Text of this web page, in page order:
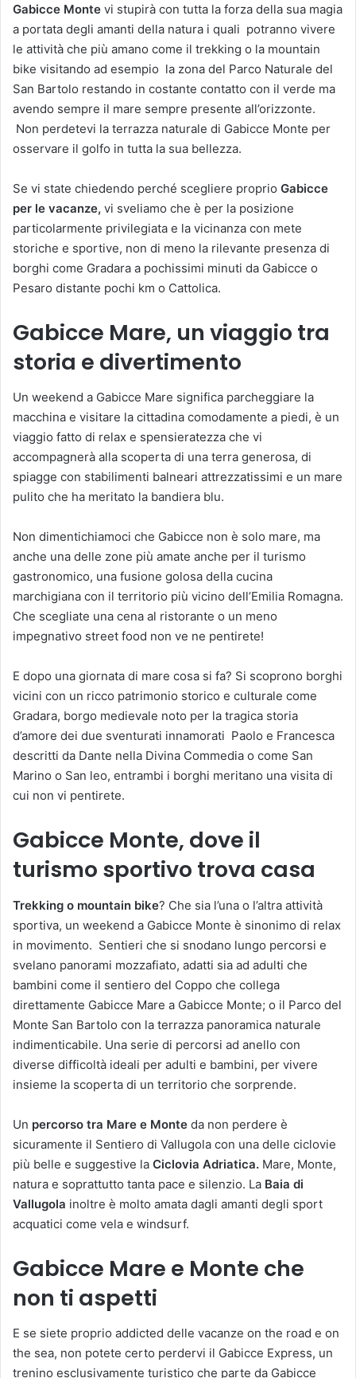
Gabicce Monte vi stupirà con tutta la forza della sua magia
a portata degli amanti della natura i quali potranno vivere
le attività che più amano come il trekking o la mountain
bike visitando ad esempio la zona del Parco Naturale del
San Bartolo restando in costante contatto con il verde ma
avendo sempre il mare sempre presente all’orizzonte.
Non perdetevi la terrazza naturale di Gabicce Monte per
osservare il golfo in tutta la sua bellezza.
Se vi state chiedendo perché scegliere proprio Gabicce
per le vacanze, vi sveliamo che è per la posizione
particolarmente privilegiata e la vicinanza con mete
storiche e sportive, non di meno la rilevante presenza di
borghi come Gradara a pochissimi minuti da Gabicce o
Pesaro distante pochi km o Cattolica.
Gabicce Mare, un viaggio tra
storia e divertimento
Un weekend a Gabicce Mare significa parcheggiare la
macchina e visitare la cittadina comodamente a piedi, è un
viaggio fatto di relax e spensieratezza che vi
accompagnerà alla scoperta di una terra generosa, di
spiagge con stabilimenti balneari attrezzatissimi e un mare
pulito che ha meritato la bandiera blu.
Non dimentichiamoci che Gabicce non è solo mare, ma
anche una delle zone più amate anche per il turismo
gastronomico, una fusione golosa della cucina
marchigiana con il territorio più vicino dell’Emilia Romagna.
Che scegliate una cena al ristorante o un meno
impegnativo street food non ve ne pentirete!
E dopo una giornata di mare cosa si fa? Si scoprono borghi
vicini con un ricco patrimonio storico e culturale come
Gradara, borgo medievale noto per la tragica storia
d’amore dei due sventurati innamorati Paolo e Francesca
descritti da Dante nella Divina Commedia o come San
Marino o San leo, entrambi i borghi meritano una visita di
cui non vi pentirete.
Gabicce Monte, dove il
turismo sportivo trova casa
Trekking o mountain bike? Che sia l’una o l’altra attività
sportiva, un weekend a Gabicce Monte è sinonimo di relax
in movimento. Sentieri che si snodano lungo percorsi e
svelano panorami mozzafiato, adatti sia ad adulti che
bambini come il sentiero del Coppo che collega
direttamente Gabicce Mare a Gabicce Monte; o il Parco del
Monte San Bartolo con la terrazza panoramica naturale
indimenticabile. Una serie di percorsi ad anello con
diverse difficoltà ideali per adulti e bambini, per vivere
insieme la scoperta di un territorio che sorprende.
Un percorso tra Mare e Monte da non perdere è
sicuramente il Sentiero di Vallugola con una delle ciclovie
più belle e suggestive la Ciclovia Adriatica. Mare, Monte,
natura e soprattutto tanta pace e silenzio. La Baia di
Vallugola inoltre è molto amata dagli amanti degli sport
acquatici come vela e windsurf.
Gabicce Mare e Monte che
non ti aspetti
E se siete proprio addicted delle vacanze on the road e on
the sea, non potete certo perdervi il Gabicce Express, un
trenino esclusivamente turistico che parte da Gabicce